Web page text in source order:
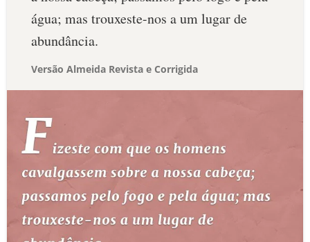
água; mas trouxeste-nos a um lugar de
abundância.
Versão Almeida Revista e Corrigida